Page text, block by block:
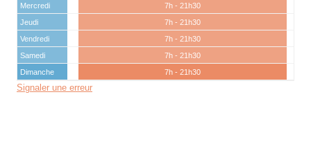
Mercredi
7h - 21h30
Jeudi
7h - 21h30
Vendredi
7h - 21h30
Samedi
7h - 21h30
Dimanche
7h - 21h30
Signaler une erreur